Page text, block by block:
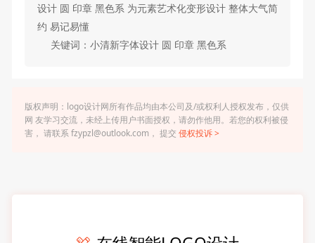
设计 圆 印章 黑色系 为元素艺术化变形设计 整体大气简
约 易记易懂
关键词：小清新字体设计 圆 印章 黑色系
版权声明：logo设计网所有作品均由本公司及/或权利人授权发布，仅供
网 友学习交流，未经上传用户书面授权，请勿作他用。若您的权利被侵
害， 请联系 fzypzl@outlook.com， 提交 侵权投诉 >